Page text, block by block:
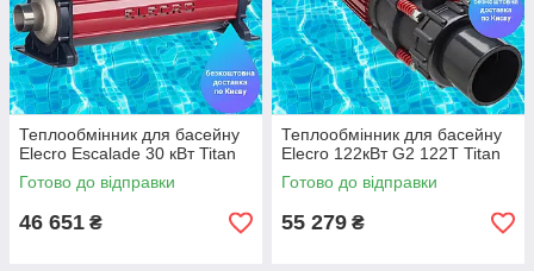
Теплообмінник для басейну
Elecro Escalade 30 кВт Titan
Готово до відправки
46 651 ₴
Теплообмінник для басейну
Elecro 122кВт G2 122T Titan
Готово до відправки
55 279 ₴